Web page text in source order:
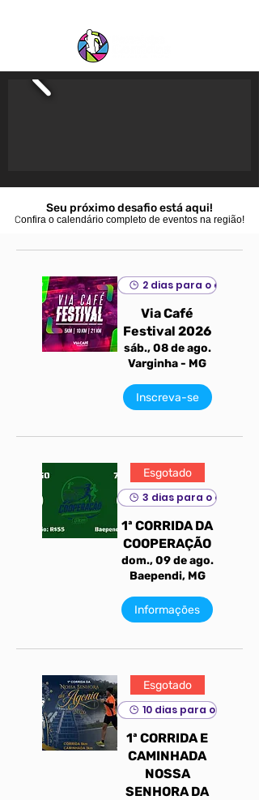
Seu próximo desafio está aqui!
Confira o calendário completo de eventos na região!
2 dias para o evento
Via Café
Festival 2026
sáb., 08 de ago.
Varginha - MG
Inscreva-se
Esgotado
3 dias para o evento
1ª CORRIDA DA
COOPERAÇÃO
dom., 09 de ago.
Baependi, MG
Informações
Esgotado
10 dias para o evento
1ª CORRIDA E
CAMINHADA
NOSSA
SENHORA DA